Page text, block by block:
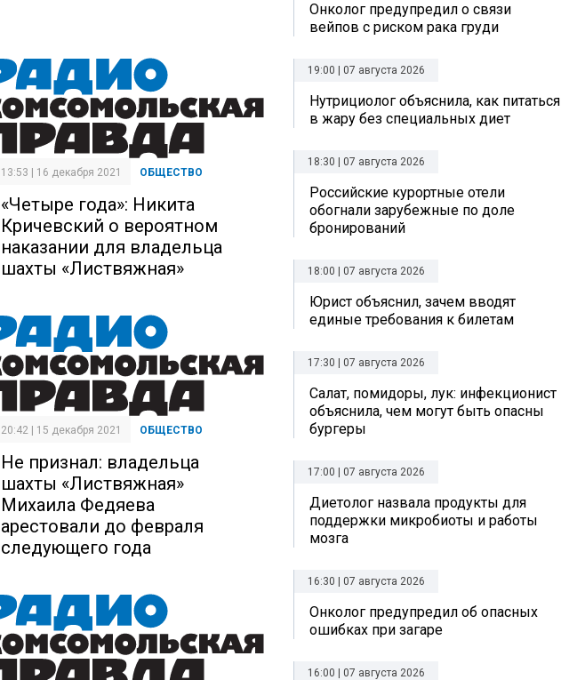
13:53 | 16 декабря 2021 ОБЩЕСТВО
«Четыре года»: Никита
Кричевский о вероятном
наказании для владельца
шахты «Листвяжная»
20:42 | 15 декабря 2021 ОБЩЕСТВО
Не признал: владельца
шахты «Листвяжная»
Михаила Федяева
арестовали до февраля
следующего года
Онколог предупредил о связи
вейпов с риском рака груди
19:00 | 07 августа 2026
Нутрициолог объяснила, как питаться
в жару без специальных диет
18:30 | 07 августа 2026
Российские курортные отели
обогнали зарубежные по доле
бронирований
18:00 | 07 августа 2026
Юрист объяснил, зачем вводят
единые требования к билетам
17:30 | 07 августа 2026
Салат, помидоры, лук: инфекционист
объяснила, чем могут быть опасны
бургеры
17:00 | 07 августа 2026
Диетолог назвала продукты для
поддержки микробиоты и работы
мозга
16:30 | 07 августа 2026
Онколог предупредил об опасных
ошибках при загаре
16:00 | 07 августа 2026